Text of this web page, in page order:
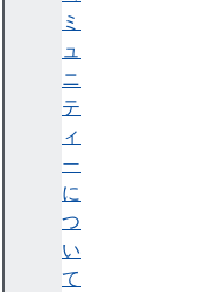
ミ
ュ
ニ
テ
ィ
ー
に
つ
い
て